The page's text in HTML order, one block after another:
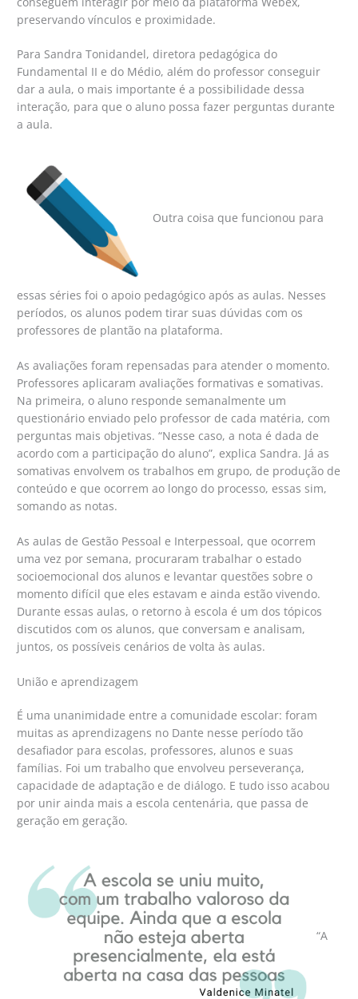
preservando vínculos e proximidade.
Para Sandra Tonidandel, diretora pedagógica do
Fundamental II e do Médio, além do professor conseguir
dar a aula, o mais importante é a possibilidade dessa
interação, para que o aluno possa fazer perguntas durante
a aula.
Outra coisa que funcionou para
essas séries foi o apoio pedagógico após as aulas. Nesses
períodos, os alunos podem tirar suas dúvidas com os
professores de plantão na plataforma.
As avaliações foram repensadas para atender o momento.
Professores aplicaram avaliações formativas e somativas.
Na primeira, o aluno responde semanalmente um
questionário enviado pelo professor de cada matéria, com
perguntas mais objetivas. “Nesse caso, a nota é dada de
acordo com a participação do aluno”, explica Sandra. Já as
somativas envolvem os trabalhos em grupo, de produção de
conteúdo e que ocorrem ao longo do processo, essas sim,
somando as notas.
As aulas de Gestão Pessoal e Interpessoal, que ocorrem
uma vez por semana, procuraram trabalhar o estado
socioemocional dos alunos e levantar questões sobre o
momento difícil que eles estavam e ainda estão vivendo.
Durante essas aulas, o retorno à escola é um dos tópicos
discutidos com os alunos, que conversam e analisam,
juntos, os possíveis cenários de volta às aulas.
União e aprendizagem
É uma unanimidade entre a comunidade escolar: foram
muitas as aprendizagens no Dante nesse período tão
desafiador para escolas, professores, alunos e suas
famílias. Foi um trabalho que envolveu perseverança,
capacidade de adaptação e de diálogo. E tudo isso acabou
por unir ainda mais a escola centenária, que passa de
geração em geração.
“A